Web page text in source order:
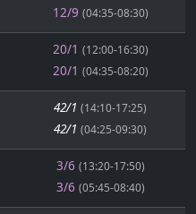
12/9 (04:35-08:30)
20/1 (12:00-16:30)
20/1 (04:35-08:20)
42/1 (14:10-17:25)
42/1 (04:25-09:30)
3/6 (13:20-17:50)
3/6 (05:45-08:40)